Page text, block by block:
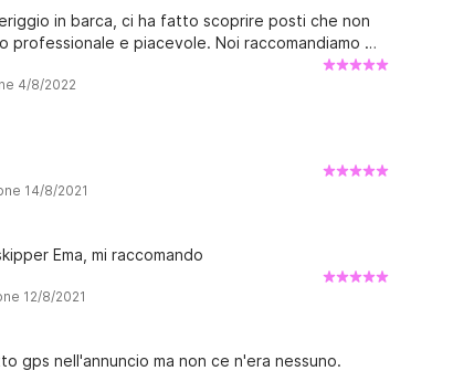
in barca, ci ha fatto scoprire posti che non
e piacevole. Noi raccomandiamo …
4/8/2022
14/8/2021
Ema, mi raccomando
12/8/2021
nell'annuncio ma non ce n'era nessuno.